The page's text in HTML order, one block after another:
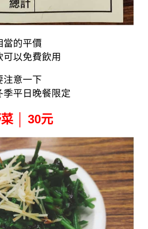
當的平價
可以免費飲用
注意一下
季平日晚餐限定
│ 30元